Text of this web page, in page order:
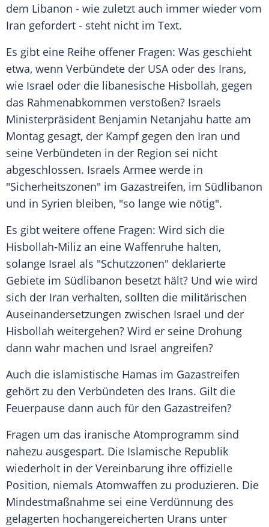
dem Libanon - wie zuletzt auch immer wieder vom
Iran gefordert - steht nicht im Text.
Es gibt eine Reihe offener Fragen: Was geschieht
etwa, wenn Verbündete der USA oder des Irans,
wie Israel oder die libanesische Hisbollah, gegen
das Rahmenabkommen verstoßen? Israels
Ministerpräsident Benjamin Netanjahu hatte am
Montag gesagt, der Kampf gegen den Iran und
seine Verbündeten in der Region sei nicht
abgeschlossen. Israels Armee werde in
"Sicherheitszonen" im Gazastreifen, im Südlibanon
und in Syrien bleiben, "so lange wie nötig".
Es gibt weitere offene Fragen: Wird sich die
Hisbollah-Miliz an eine Waffenruhe halten,
solange Israel als "Schutzzonen" deklarierte
Gebiete im Südlibanon besetzt hält? Und wie wird
sich der Iran verhalten, sollten die militärischen
Auseinandersetzungen zwischen Israel und der
Hisbollah weitergehen? Wird er seine Drohung
dann wahr machen und Israel angreifen?
Auch die islamistische Hamas im Gazastreifen
gehört zu den Verbündeten des Irans. Gilt die
Feuerpause dann auch für den Gazastreifen?
Fragen um das iranische Atomprogramm sind
nahezu ausgespart. Die Islamische Republik
wiederholt in der Vereinbarung ihre offizielle
Position, niemals Atomwaffen zu produzieren. Die
Mindestmaßnahme sei eine Verdünnung des
gelagerten hochangereicherten Urans unter